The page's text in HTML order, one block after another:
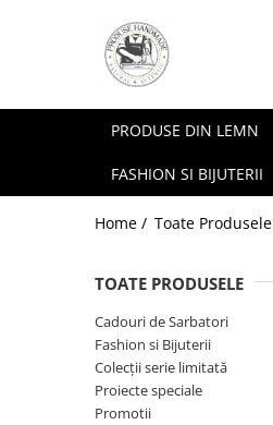
PRODUSE DIN LEMN
FASHION SI BIJUTERII
Home / Toate Produsele
TOATE PRODUSELE
Cadouri de Sarbatori
Fashion si Bijuterii
Colecții serie limitată
Proiecte speciale
Promotii